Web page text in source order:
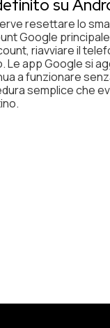
su
resettare lo
Google
riavviare il
Le app Google si
a funzionare
semplice che